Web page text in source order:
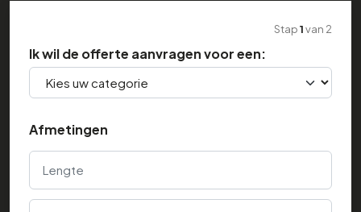
Stap1van 2
Ik wil de offerte aanvragen voor een:
Afmetingen
Lengte
Breedte